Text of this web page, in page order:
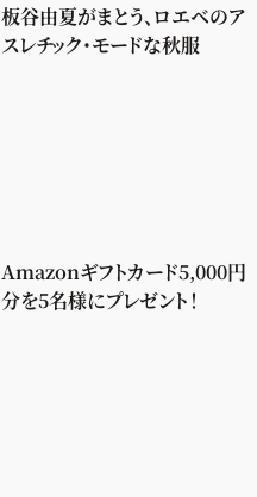
板谷由夏がまとう、ロエベのア
スレチック・モードな秋服
Amazonギフトカード5,000円
分を5名様にプレゼント！